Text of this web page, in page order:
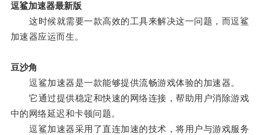
逗鲨加速器最新版
这时候就需要一款高效的工具来解决这一问题，而逗鲨
加速器应运而生。
豆沙角
逗鲨加速器是一款能够提供流畅游戏体验的加速器。
它通过提供稳定和快速的网络连接，帮助用户消除游戏
中的网络延迟和卡顿问题。
逗鲨加速器采用了直连加速的技术，将用户与游戏服务